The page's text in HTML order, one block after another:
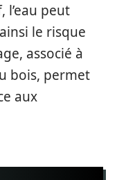
l’eau peut
le risque
associé à
bois, permet
aux